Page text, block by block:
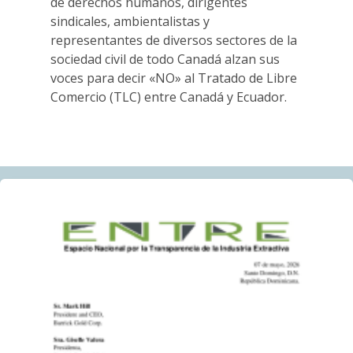
14.06.2026
BLOG ENTRY
Con motivo del Día Mundial del Medio Ambiente,
comunidades de República Dominicana exigen
AMIGOS DE ALERTA MINERA
tierras raras antes de votación clave: “No seremos
una zona de sacrificio”
04.06.2026
La Asamblea General Anual virtual de Barrick limita la
participación efectiva de las comunidades afectadas
sindicales, ambientalistas y
representantes de diversos sectores de la
sociedad civil de todo Canadá alzan sus
voces para decir «NO» al Tratado de Libre
Comercio (TLC) entre Canadá y Ecuador.